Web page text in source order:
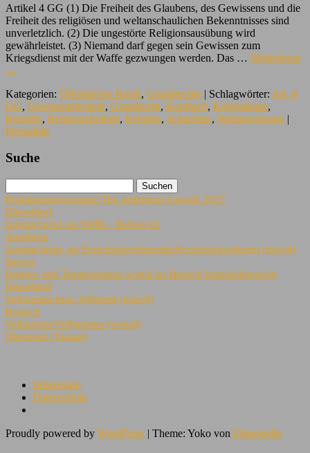
Artikel 4 GG (1) Die Freiheit des Glaubens, des Gewissens und die
Freiheit des religiösen und weltanschaulichen Bekenntnisses sind
unverletzlich. (2) Die ungestörte Religionsausübung wird
gewährleistet. (3) Niemand darf gegen sein Gewissen zum
Kriegsdienst mit der Waffe gezwungen werden. Das … Weiterlesen
→
Kategorien: Öffentliches Recht, Grundrechte | Schlagwörter: Art. 4
GG, Gewissensfreiheit, Grundrecht, Kopftuch, Kriegsdienst,
Kruzifix, Religionsfreiheit, Religiös, Schächten, Weltanschuung |
Permalink
Suche
Praktikumsprogramm The Ambitious Growth 2027
Düsseldorf
Juristin/Jurist am StMB – Referat 61
Augsburg
Juristin/Jurist als Forschungsreferentin/Forschungsreferent (m/w/d)
Speyer
Partner- und Teamassistenz w/m/d im Bereich Immobilienrecht
Düsseldorf
Volljuristin bzw. Volljurist (w/m/d)
Rostock
Volljuristin/Volljuristen (w/m/d)
Oberursel (Taunus)
Impressum
Datenschutz
Proudly powered by WordPress | Theme: Yoko von Elmastudio